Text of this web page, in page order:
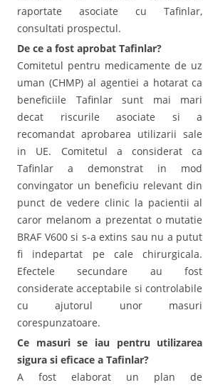
raportate asociate cu Tafinlar,
consultati prospectul.
De ce a fost aprobat Tafinlar?
Comitetul pentru medicamente de uz
uman (CHMP) al agentiei a hotarat ca
beneficiile Tafinlar sunt mai mari
decat riscurile asociate si a
recomandat aprobarea utilizarii sale
in UE. Comitetul a considerat ca
Tafinlar a demonstrat in mod
convingator un beneficiu relevant din
punct de vedere clinic la pacientii al
caror melanom a prezentat o mutatie
BRAF V600 si s-a extins sau nu a putut
fi indepartat pe cale chirurgicala.
Efectele secundare au fost
considerate acceptabile si controlabile
cu ajutorul unor masuri
corespunzatoare.
Ce masuri se iau pentru utilizarea
sigura si eficace a Tafinlar?
A fost elaborat un plan de